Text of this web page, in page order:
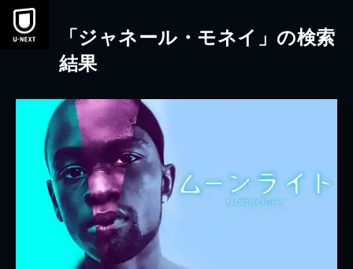
本文へスキップ
「ジャネール・モネイ」の検索
結果